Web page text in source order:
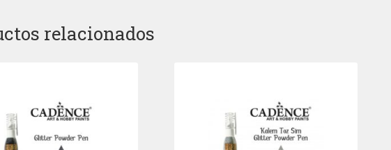
relacionados